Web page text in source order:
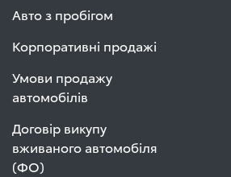
Авто з пробігом
Корпоративні продажі
Умови продажу
автомобілів
Договір викупу
вживаного автомобіля
(ФО)